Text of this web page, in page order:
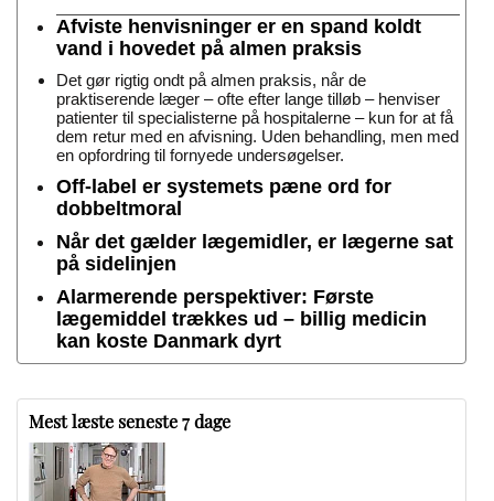
Afviste henvisninger er en spand koldt
vand i hovedet på almen praksis
Det gør rigtig ondt på almen praksis, når de
praktiserende læger – ofte efter lange tilløb – henviser
patienter til specialisterne på hospitalerne – kun for at få
dem retur med en afvisning. Uden behandling, men med
en opfordring til fornyede undersøgelser.
Off-label er systemets pæne ord for
dobbeltmoral
Når det gælder lægemidler, er lægerne sat
på sidelinjen
Alarmerende perspektiver: Første
lægemiddel trækkes ud – billig medicin
kan koste Danmark dyrt
Mest læste seneste 7 dage